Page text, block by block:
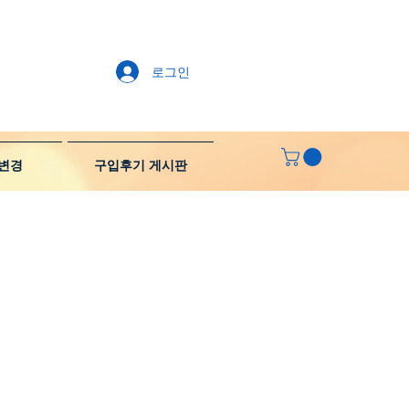
경 구입후기 게시판
로그인